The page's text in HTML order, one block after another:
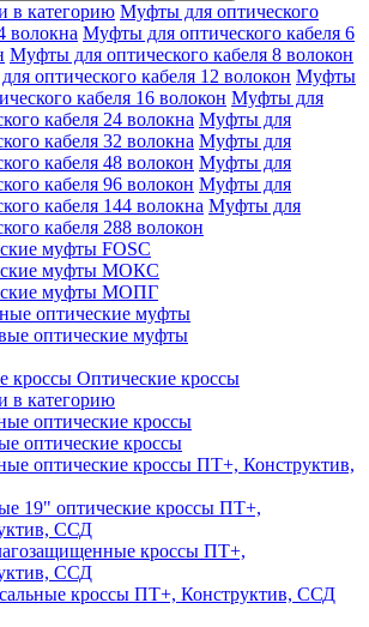
в категорию Муфты для оптического
волокна Муфты для оптического кабеля 6
Муфты для оптического кабеля 8 волокон
оптического кабеля 12 волокон Муфты
кабеля 16 волокон Муфты для
кабеля 24 волокна Муфты для
кабеля 32 волокна Муфты для
кабеля 48 волокон Муфты для
кабеля 96 волокон Муфты для
кабеля 144 волокна Муфты для
кабеля 288 волокон
муфты FOSC
муфты МОКС
муфты МОПГ
оптические муфты
оптические муфты
Оптические кроссы
в категорию
оптические кроссы
оптические кроссы
оптические кроссы ПТ+, Конструктив,
19" оптические кроссы ПТ+,
ССД
кроссы ПТ+,
ССД
кроссы ПТ+, Конструктив, ССД